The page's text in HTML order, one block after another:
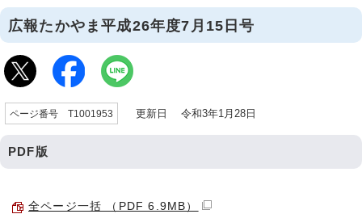
広報たかやま平成26年度7月15日号
ページ番号 T1001953 更新日 令和3年1月28日
PDF版
全ページ一括 （PDF 6.9MB）